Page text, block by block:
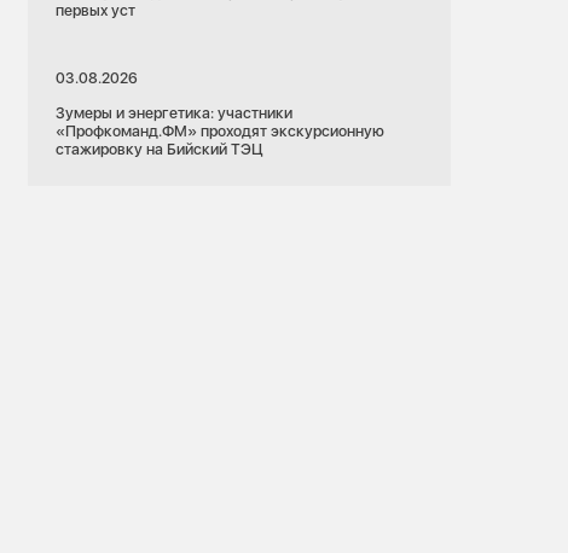
первых уст
03.08.2026
Зумеры и энергетика: участники
«Профкоманд.ФМ» проходят экскурсионную
стажировку на Бийский ТЭЦ